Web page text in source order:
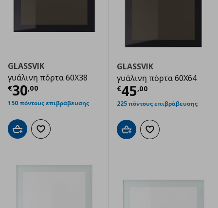
GLASSVIK
γυάλινη πόρτα 60Χ38
€30,00
Τρέχουσα τιμή € 30,00
150 πόντους επιβράβευσης
Προσθήκη στο καλάθι
Προσθήκη στα αγαπημένα
GLASSVIK
γυάλινη πόρτα 60Χ64
€45,00
Τρέχουσα
225 πόντους επιβράβευσης
Προσθήκη στο καλάθι
Προσθήκη στα